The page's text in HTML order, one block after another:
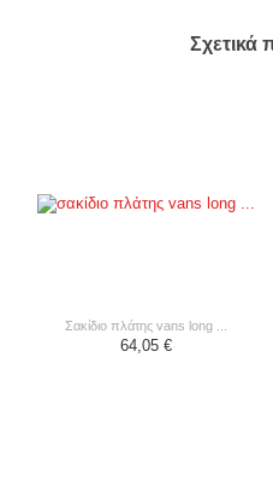
Σχετικά
σακίδιο πλάτης vans long ...
64,05 €